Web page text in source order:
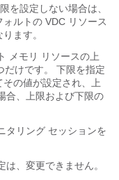
を設定しない場合は、
ルトの VDC リソース
ます。
メモリ リソースの上
だけです。 下限を指定
の値が設定され、上
合、上限および下限の
タリング セッションを
、変更できません。